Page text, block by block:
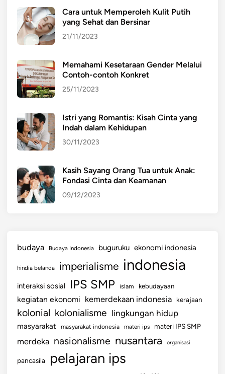
Cara untuk Memperoleh Kulit Putih
yang Sehat dan Bersinar
21/11/2023
Memahami Kesetaraan Gender Melalui
Contoh-contoh Konkret
25/11/2023
Istri yang Romantis: Kisah Cinta yang
Indah dalam Kehidupan
30/11/2023
Kasih Sayang Orang Tua untuk Anak:
Fondasi Cinta dan Keamanan
09/12/2023
budaya Budaya Indonesia buguruku ekonomi indonesia
hindia belanda imperialisme indonesia
interaksi sosial IPS SMP islam kebudayaan
kegiatan ekonomi kemerdekaan indonesia kerajaan
kolonial kolonialisme lingkungan hidup
masyarakat masyarakat indonesia materi ips materi IPS SMP
merdeka nasionalisme nusantara organisasi
pancasila
pelajaran ips